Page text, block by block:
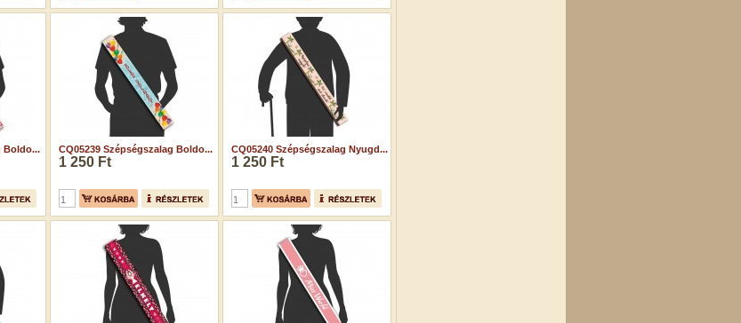
Boldo... CQ05239 Szépségszalag Boldo...
1 250 Ft
CQ05240 Szépségszalag Nyugd...
1 250 Ft